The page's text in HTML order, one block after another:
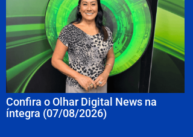
Confira o Olhar Digital News na
íntegra (07/08/2026)